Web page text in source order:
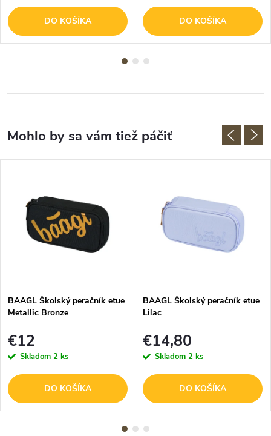
DO KOŠÍKA DO KOŠÍKA
BAAGL Školský peračník etue
Metallic Bronze
€12
Skladom 2 ks
DO KOŠÍKA
BAAGL Školský peračník etue
Lilac
€14,80
Skladom 2 ks
DO KOŠÍKA